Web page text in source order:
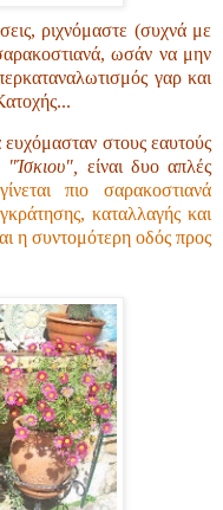
ριχνόμαστε (συχνά με
ωσάν να μην
γαρ και
στους εαυτούς
"Ίσκιου", είναι δυο απλές
πιο σαρακοστιανά
καταλλαγής και
η συντομότερη οδός προς